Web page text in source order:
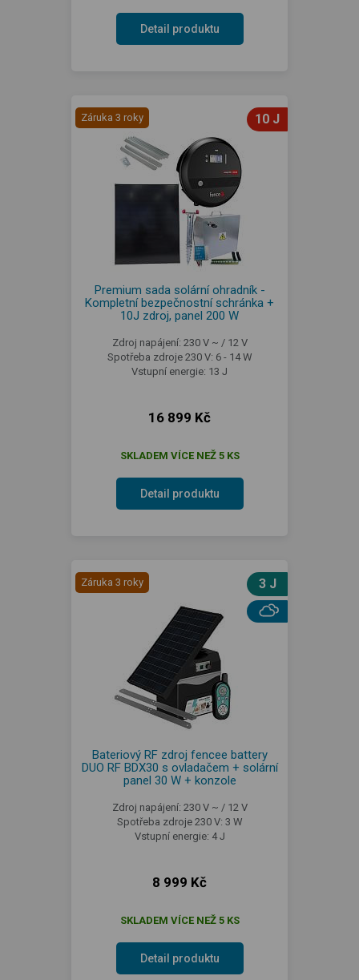
Detail produktu
Záruka 3 roky 10 J
Premium sada solární ohradník -
Kompletní bezpečnostní schránka +
10J zdroj, panel 200 W
Zdroj napájení: 230 V ~ / 12 V
Spotřeba zdroje 230 V: 6 - 14 W
Vstupní energie: 13 J
16 899 Kč
SKLADEM VÍCE NEŽ 5 KS
Detail produktu
Záruka 3 roky 3 J
Bateriový RF zdroj fencee battery
DUO RF BDX30 s ovladačem + solární
panel 30 W + konzole
Zdroj napájení: 230 V ~ / 12 V
Spotřeba zdroje 230 V: 3 W
Vstupní energie: 4 J
8 999 Kč
SKLADEM VÍCE NEŽ 5 KS
Detail produktu